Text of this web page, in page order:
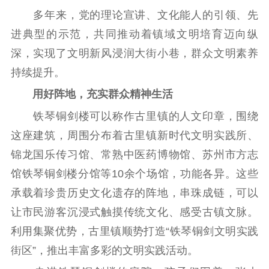
多年来，党的理论宣讲、文化能人的引领、先
进典型的示范，共同推动着镇域文明培育迈向纵
深，实现了文明新风浸润大街小巷，群众文明素养
持续提升。
用好阵地，充实群众精神生活
铁琴铜剑楼可以称作古里镇的人文印章，围绕
这座建筑，周围分布着古里镇新时代文明实践所、
锦龙国乐传习馆、常熟中医药博物馆、苏州市方志
馆铁琴铜剑楼分馆等10余个场馆，功能各异。这些
承载着珍贵历史文化遗存的阵地，串珠成链，可以
让市民游客沉浸式触摸传统文化、感受古镇文脉。
利用集聚优势，古里镇顺势打造“铁琴铜剑文明实践
街区”，推出丰富多彩的文明实践活动。